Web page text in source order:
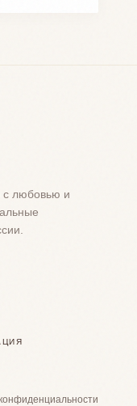
с любовью и